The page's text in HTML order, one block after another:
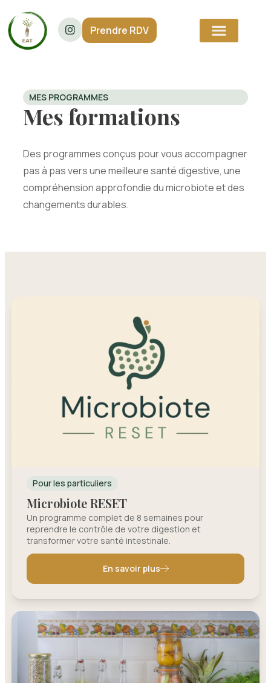
Prendre RDV
MES PROGRAMMES
Mes formations
Des programmes conçus pour vous accompagner
pas à pas vers une meilleure santé digestive, une
compréhension approfondie du microbiote et des
changements durables.
Pour les particuliers
Microbiote RESET
Un programme complet de 8 semaines pour
reprendre le contrôle de votre digestion et
transformer votre santé intestinale.
En savoir plus